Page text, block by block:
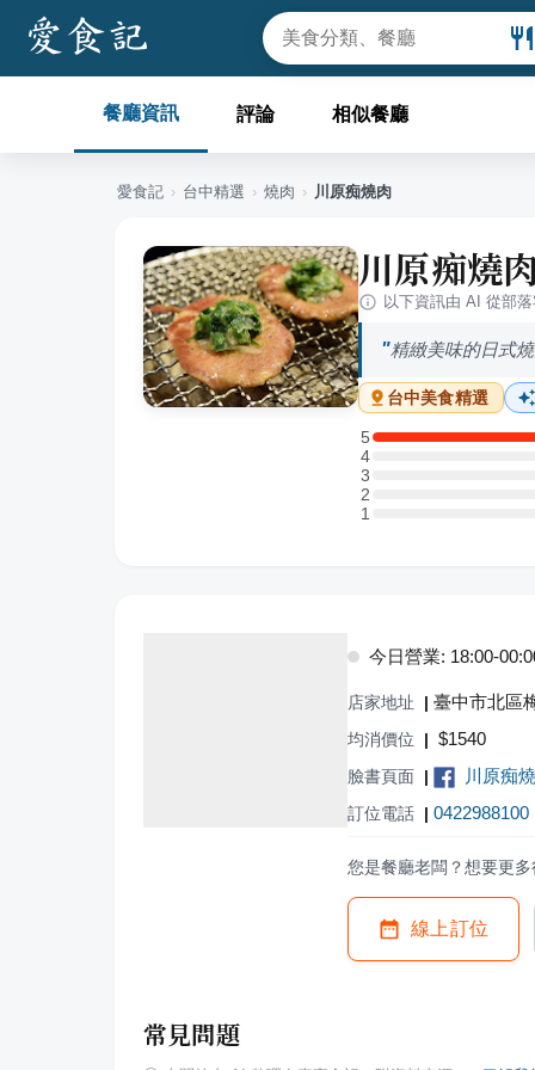
餐廳資訊 評論 相似餐廳
愛食記 › 台中精選 › 燒肉 › 川原痴燒肉
川原痴燒
以下資訊由 AI 從部
精緻美味的日式
台中美食精選
5
5 星：1 則評論
4
4 星：0 則評論
3
3 星：0 則評論
2
2 星：0 則評論
11 星：0 則評論
今日營業: 18:00-
店家地址 | 臺中市北區
均消價位 | $1540
臉書頁面 | 川原痴
訂位電話 | 0422988100
您是餐廳老闆？想要更
線上訂位
常見問題